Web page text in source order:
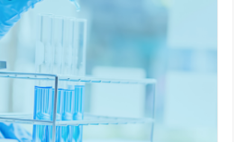
des prévisions précises et
incluent
de ces prévisions à
l’étude des changements
et la collaboration avec
pour affiner les modèles